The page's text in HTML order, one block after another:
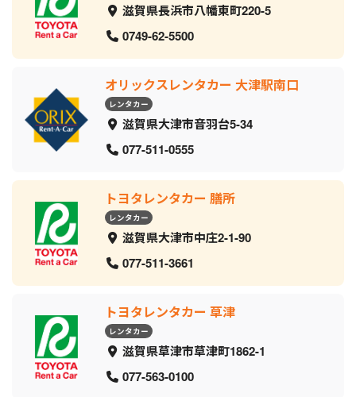
滋賀県長浜市八幡東町220-5
0749-62-5500
オリックスレンタカー 大津駅南口
レンタカー
滋賀県大津市音羽台5-34
077-511-0555
トヨタレンタカー 膳所
レンタカー
滋賀県大津市中庄2-1-90
077-511-3661
トヨタレンタカー 草津
レンタカー
滋賀県草津市草津町1862-1
077-563-0100